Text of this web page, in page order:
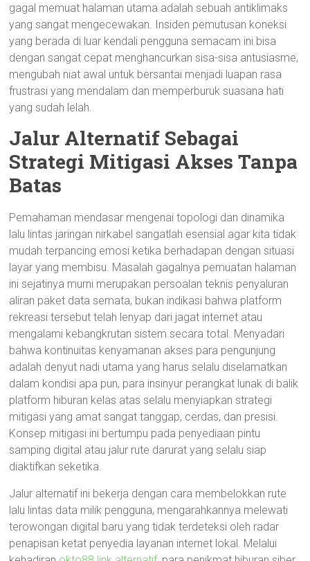
gagal memuat halaman utama adalah sebuah antiklimaks
yang sangat mengecewakan. Insiden pemutusan koneksi
yang berada di luar kendali pengguna semacam ini bisa
dengan sangat cepat menghancurkan sisa-sisa antusiasme,
mengubah niat awal untuk bersantai menjadi luapan rasa
frustrasi yang mendalam dan memperburuk suasana hati
yang sudah lelah.
Jalur Alternatif Sebagai
Strategi Mitigasi Akses Tanpa
Batas
Pemahaman mendasar mengenai topologi dan dinamika
lalu lintas jaringan nirkabel sangatlah esensial agar kita tidak
mudah terpancing emosi ketika berhadapan dengan situasi
layar yang membisu. Masalah gagalnya pemuatan halaman
ini sejatinya murni merupakan persoalan teknis penyaluran
aliran paket data semata, bukan indikasi bahwa platform
rekreasi tersebut telah lenyap dari jagat internet atau
mengalami kebangkrutan sistem secara total. Menyadari
bahwa kontinuitas kenyamanan akses para pengunjung
adalah denyut nadi utama yang harus selalu diselamatkan
dalam kondisi apa pun, para insinyur perangkat lunak di balik
platform hiburan kelas atas selalu menyiapkan strategi
mitigasi yang amat sangat tanggap, cerdas, dan presisi.
Konsep mitigasi ini bertumpu pada penyediaan pintu
samping digital atau jalur rute darurat yang selalu siap
diaktifkan seketika.
Jalur alternatif ini bekerja dengan cara membelokkan rute
lalu lintas data milik pengguna, mengarahkannya melewati
terowongan digital baru yang tidak terdeteksi oleh radar
penapisan ketat penyedia layanan internet lokal. Melalui